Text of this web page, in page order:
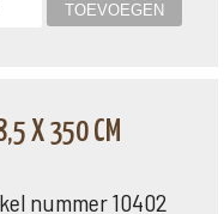
X 350 CM
nummer 10402